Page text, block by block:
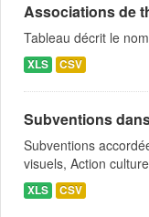
Associations de
Tableau décrit le
XLS CSV
Subventions
Subventions
visuels, Action
XLS CSV